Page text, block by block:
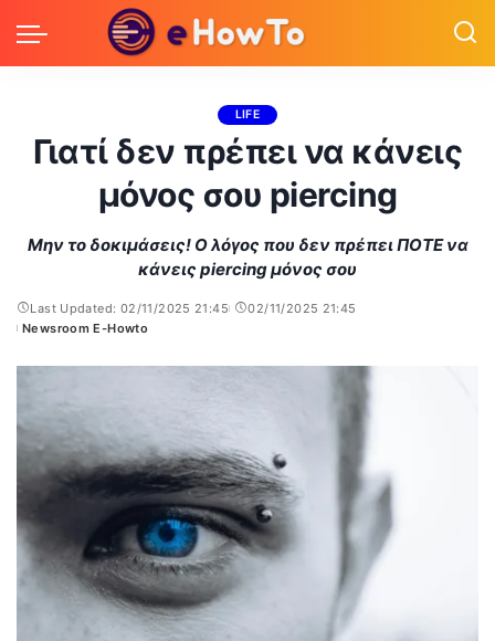
LIFE
Γιατί δεν πρέπει να κάνεις
μόνος σου piercing
Μην το δοκιμάσεις! Ο λόγος που δεν πρέπει ΠΟΤΕ να
κάνεις piercing μόνος σου
Last Updated: 02/11/2025 21:45
02/11/2025 21:45
Posted
Newsroom E-Howto